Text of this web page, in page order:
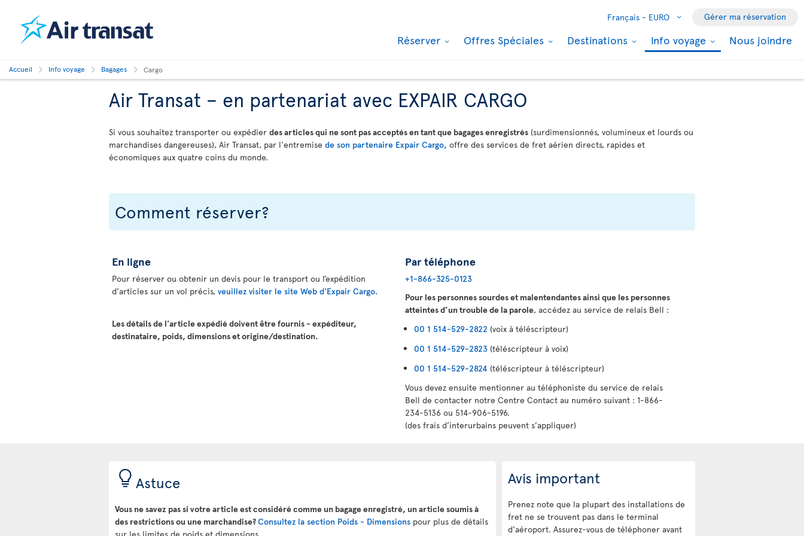
Français - EURO Gérer ma réservation
Réserver Offres Spéciales Destinations Info voyage Nous joindre
Accueil Info voyage Bagages Cargo
Air Transat – en partenariat avec EXPAIR CARGO
Si vous souhaitez transporter ou expédier des articles qui ne sont pas acceptés en tant que bagages enregistrés (surdimensionnés, volumineux et lourds ou
marchandises dangereuses), Air Transat, par l'entremise de son partenaire Expair Cargo, offre des services de fret aérien directs, rapides et
économiques aux quatre coins du monde.
Comment réserver?
En ligne
Pour réserver ou obtenir un devis pour le transport ou l’expédition
d’articles sur un vol précis, veuillez visiter le site Web d'Expair Cargo.
Les détails de l'article expédié doivent être fournis - expéditeur,
destinataire, poids, dimensions et origine/destination.
Par téléphone
+1-866-325-0123
Pour les personnes sourdes et malentendantes ainsi que les personnes
atteintes d’un trouble de la parole, accédez au service de relais Bell :
00 1 514-529-2822 (voix à téléscripteur)
00 1 514-529-2823 (téléscripteur à voix)
00 1 514-529-2824 (téléscripteur à téléscripteur)
Vous devez ensuite mentionner au téléphoniste du service de relais
Bell de contacter notre Centre Contact au numéro suivant : 1-866-
234-5136 ou 514-906-5196.
(des frais d’interurbains peuvent s’appliquer)
Astuce
Vous ne savez pas si votre article est considéré comme un bagage enregistré, un article soumis à
des restrictions ou une marchandise?Consultez la section Poids - Dimensions pour plus de détails
Avis important
Prenez note que la plupart des installations de
fret ne se trouvent pas dans le terminal
d'aéroport. Assurez-vous de téléphoner avant